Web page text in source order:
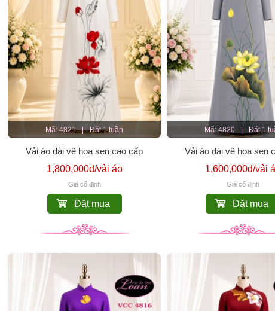
Mã: 4821 | Đặt 1 tuần
Vải áo dài vẽ hoa sen cao cấp
1,800,000đ/vải áo
Giá cố định
Đặt mua
Mã: 4820 | Đặt 1
Vải áo dài vẽ hoa sen
1,600,000đ/vải
Giá cố định
Đặt mua